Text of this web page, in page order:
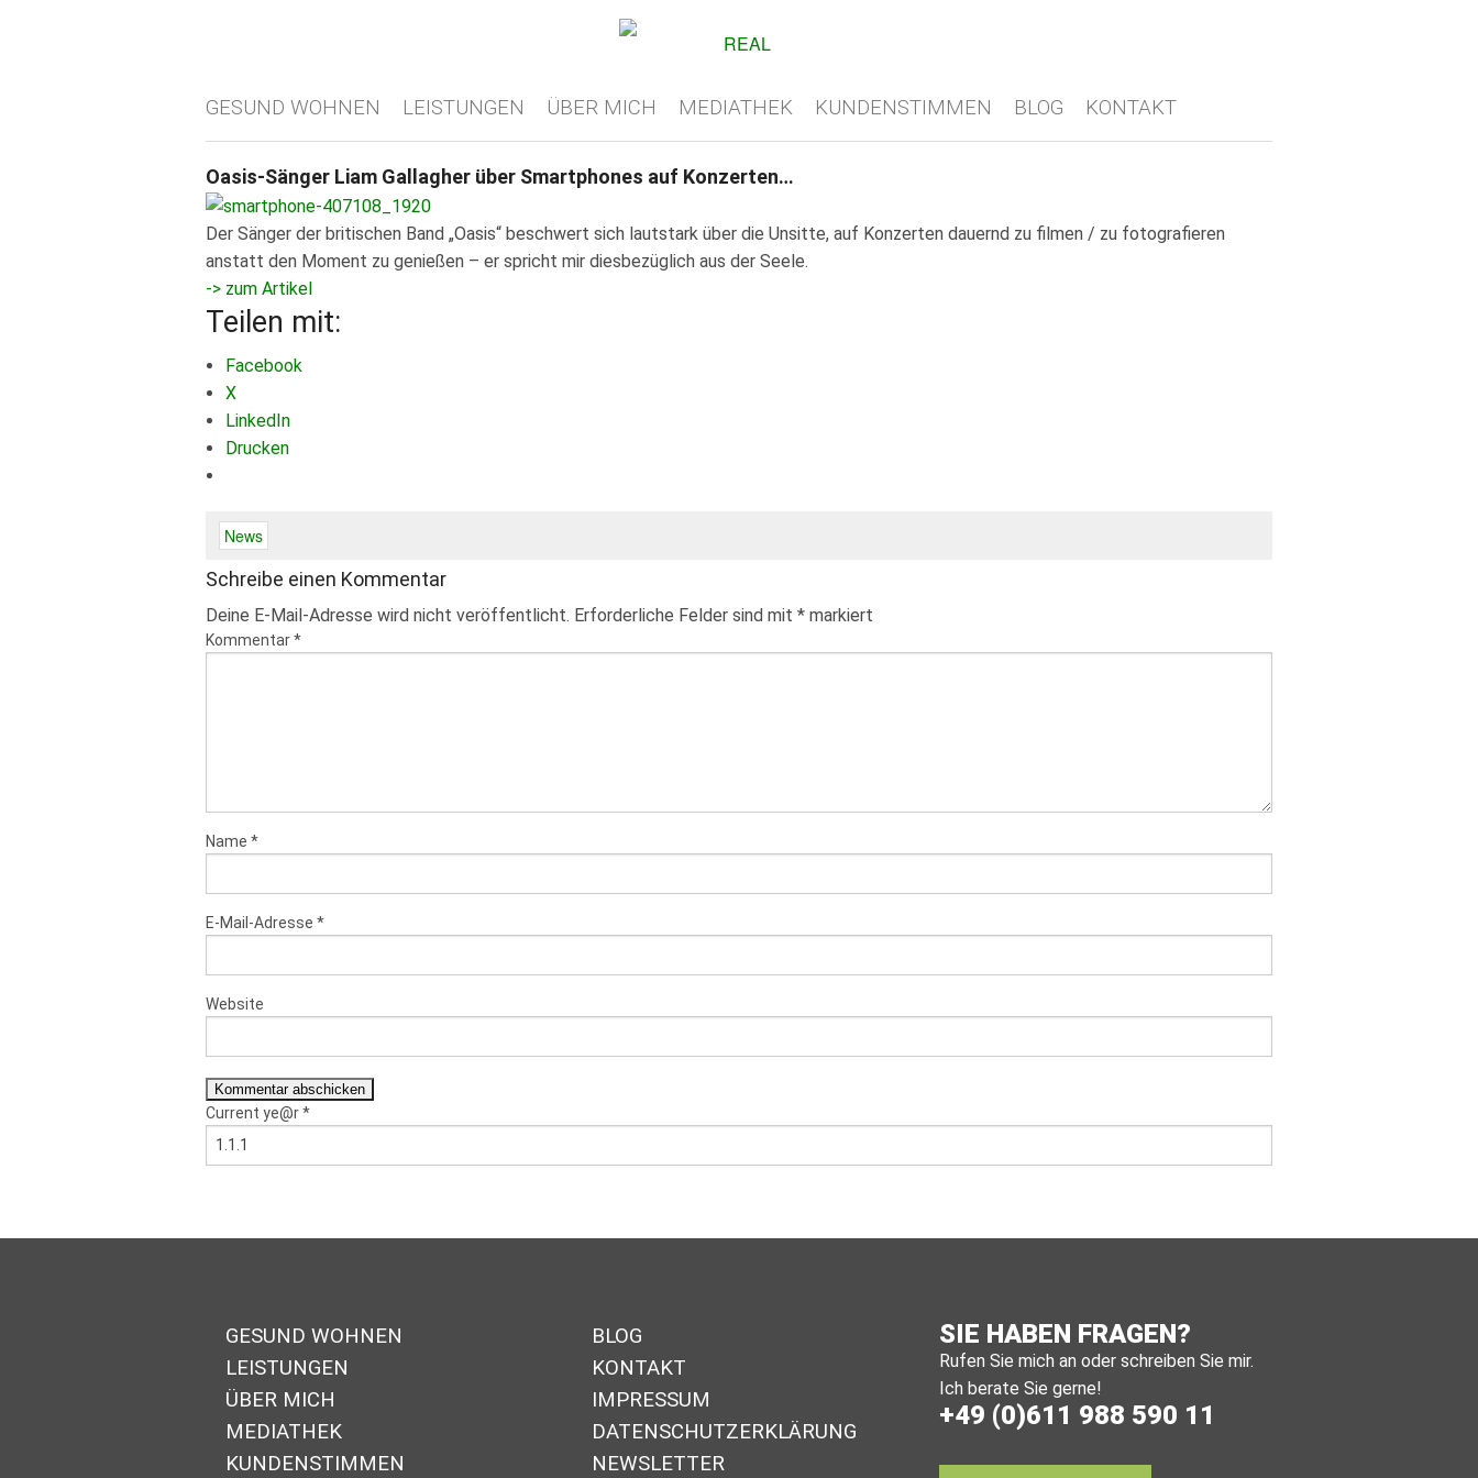
GESUND WOHNEN LEISTUNGEN ÜBER MICH MEDIATHEK KUNDENSTIMMEN BLOG KONTAKT
Oasis-Sänger Liam Gallagher über Smartphones auf Konzerten…
Der Sänger der britischen Band „Oasis“ beschwert sich lautstark über die Unsitte, auf Konzerten dauernd zu filmen / zu fotografieren
anstatt den Moment zu genießen – er spricht mir diesbezüglich aus der Seele.
-> zum Artikel
Teilen mit:
Facebook
X
LinkedIn
Drucken
News
Schreibe einen Kommentar
Deine E-Mail-Adresse wird nicht veröffentlicht. Erforderliche Felder sind mit * markiert
Kommentar*
Name *
E-Mail-Adresse *
Website
Current ye@r*
GESUND WOHNEN
LEISTUNGEN
ÜBER MICH
MEDIATHEK
KUNDENSTIMMEN
BLOG
KONTAKT
IMPRESSUM
DA­TEN­SCHUTZ­ER­KLÄ­RUNG
NEWSLETTER
SIE HABEN FRAGEN?
Rufen Sie mich an oder schreiben Sie mir.
Ich berate Sie gerne!
+49 (0)611 988 590 11